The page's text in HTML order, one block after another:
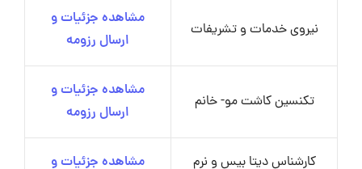
نیروی خدمات و تشریفات
مشاهده جزئیات و
ارسال رزومه
تکنسین کاشت مو- خانم
مشاهده جزئیات و
ارسال رزومه
کارشناس دیتا بیس و نرم
مشاهده جزئیات و